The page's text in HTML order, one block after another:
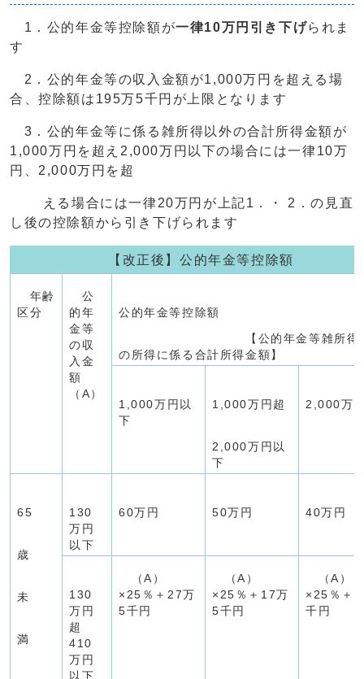
1．公的年金等控除額が一律10万円引き下げられま
す
2．公的年金等の収入金額が1,000万円を超える場
合、控除額は195万5千円が上限となります
3．公的年金等に係る雑所得以外の合計所得金額が
1,000万円を超え2,000万円以下の場合には一律10万
円、2,000万円を超
える場合には一律20万円が上記1．・ 2．の見直
し後の控除額から引き下げられます
【改正後】公的年金等控除額
年齢
区分
公
的年
金等
の収
入金
額
（A）
公的年金等控除額
【公的年金等雑所得以
の所得に係る合計所得金額】
1,000万円以
下
1,000万円超
2,000万円以
下
2,000万
65
歳
未
満
130
万円
以下
60万円 50万円 40万円
130
万円
超
410
万円
以下
（A）
×25％＋27万
5千円
（A）
×25％＋17万
5千円
（A）
×25％＋
千円